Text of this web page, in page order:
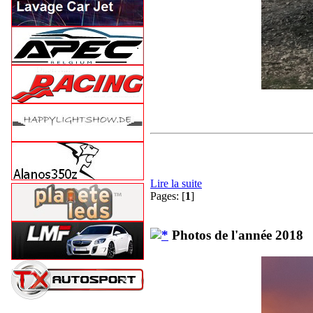
Lire la suite
Pages: [1]
Photos de l'année 2018